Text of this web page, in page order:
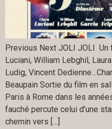
Previous Next JOLI JOLI Un
Luciani, William Lebghil,
Ludig, Vincent
Beaupain Sortie du film en
Paris à Rome dans les
fauché percute celui d’une
chemin vers […]